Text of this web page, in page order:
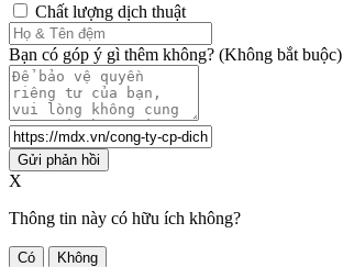
Chất lượng dịch thuật
Bạn có góp ý gì thêm không? (Không bắt buộc)
Gửi phản hồi
X
Thông tin này có hữu ích không?
Có Không